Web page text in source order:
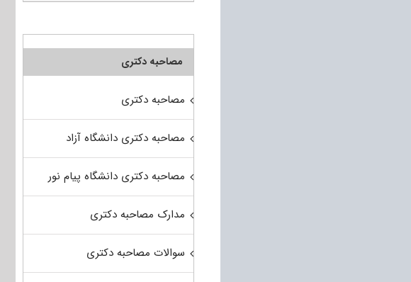
مصاحبه دکتری
مصاحبه دکتری
مصاحبه دکتری دانشگاه آزاد
مصاحبه دکتری دانشگاه پیام نور
مدارک مصاحبه دکتری
سوالات مصاحبه دکتری